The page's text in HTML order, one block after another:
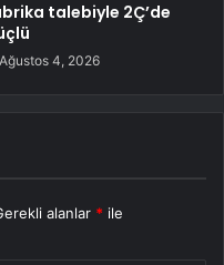
talebiyle 2Ç’de
Ağustos 4, 2026
alanlar * ile